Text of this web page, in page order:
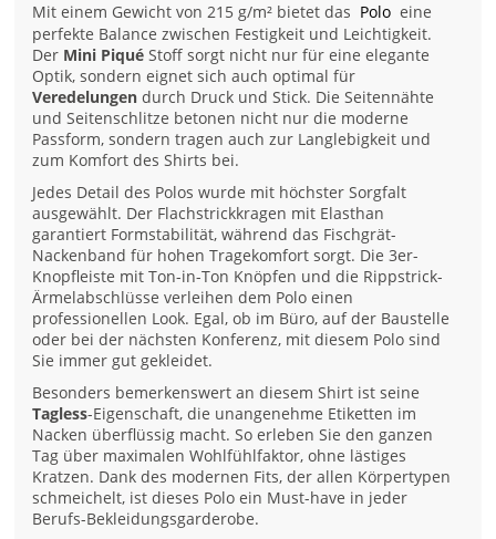
Mit einem Gewicht von 215 g/m² bietet das Polo eine
perfekte Balance zwischen Festigkeit und Leichtigkeit.
Der Mini Piqué Stoff sorgt nicht nur für eine elegante
Optik, sondern eignet sich auch optimal für
Veredelungen durch Druck und Stick. Die Seitennähte
und Seitenschlitze betonen nicht nur die moderne
Passform, sondern tragen auch zur Langlebigkeit und
zum Komfort des Shirts bei.
Jedes Detail des Polos wurde mit höchster Sorgfalt
ausgewählt. Der Flachstrickkragen mit Elasthan
garantiert Formstabilität, während das Fischgrät-
Nackenband für hohen Tragekomfort sorgt. Die 3er-
Knopfleiste mit Ton-in-Ton Knöpfen und die Rippstrick-
Ärmelabschlüsse verleihen dem Polo einen
professionellen Look. Egal, ob im Büro, auf der Baustelle
oder bei der nächsten Konferenz, mit diesem Polo sind
Sie immer gut gekleidet.
Besonders bemerkenswert an diesem Shirt ist seine
Tagless-Eigenschaft, die unangenehme Etiketten im
Nacken überflüssig macht. So erleben Sie den ganzen
Tag über maximalen Wohlfühlfaktor, ohne lästiges
Kratzen. Dank des modernen Fits, der allen Körpertypen
schmeichelt, ist dieses Polo ein Must-have in jeder
Berufs-Bekleidungsgarderobe.